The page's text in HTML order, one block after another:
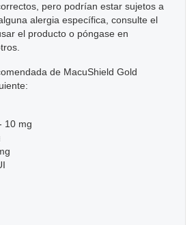
pero podrían estar sujetos a
alergia específica, consulte el
el producto o póngase en
de MacuShield Gold
10 mg